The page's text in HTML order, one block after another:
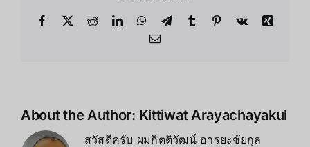
และ
Facebook
X RedditLinkedInWhatsApp
TelegramTumblr Pinterest
Vk
Xing
Email
About the Author: Kittiwat Arayachayakul
สวัสดีครับ ผมกิตติวัฒน์ อารยะชัยกุล